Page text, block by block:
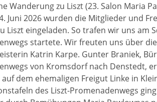
Wanderung zu Liszt (23. Salon Maria
Juni 2026 wurden die Mitglieder und
Liszt eingeladen. So trafen wir uns am
startete. Wir freuten uns über
Katrin Karpe. Gunter Braniek,
von Kromsdorf nach Denstedt,
dem ehemaligen Freigut Linke in
des Liszt-Promenadenwegs